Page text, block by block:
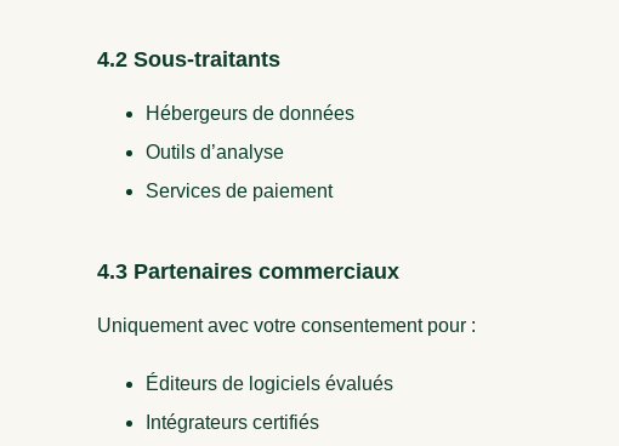
4.2 Sous-traitants
Hébergeurs de données
Outils d’analyse
Services de paiement
4.3 Partenaires commerciaux
Uniquement avec votre consentement pour :
Éditeurs de logiciels évalués
Intégrateurs certifiés